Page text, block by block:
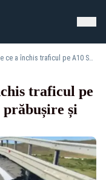
CNAIR explică de ce a închis traficul pe A10 Sebeș-Turda: risc de prăbușire și pericol de impact frontal
traficul pe
prăbușire și